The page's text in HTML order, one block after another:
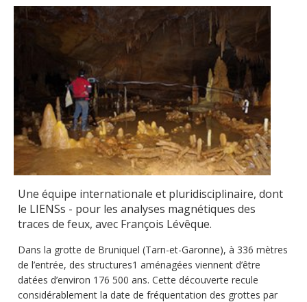
Soutien technique
Emplois/Stages/Formations
Science pour tou·te·s
Actualités
Une équipe internationale et pluridisciplinaire, dont
le LIENSs - pour les analyses magnétiques des
traces de feux, avec François Lévêque.
Dans la grotte de Bruniquel (Tarn-et-Garonne), à 336 mètres
de l’entrée, des structures1 aménagées viennent d’être
datées d’environ 176 500 ans. Cette découverte recule
considérablement la date de fréquentation des grottes par